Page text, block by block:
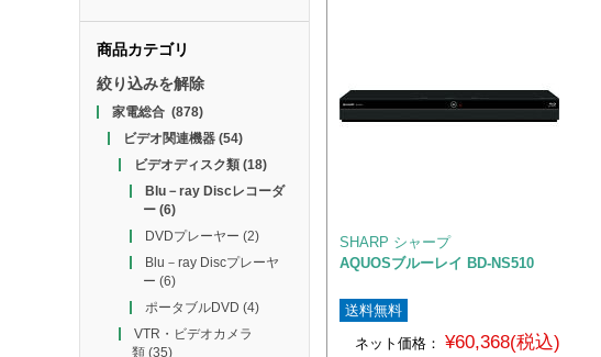
商品カテゴリ
絞り込みを解除
家電総合(878)
ビデオ関連機器(54)
ビデオディスク類(18)
Blu－ray Discレコーダ
ー(6)
DVDプレーヤー (2)
Blu－ray Discプレーヤ
ー (6)
ポータブルDVD (4)
VTR・ビデオカメラ
類(35)
SHARP シャープ
AQUOSブルーレイ BD-NS510
送料無料
ネット価格：
¥60,368(税込)